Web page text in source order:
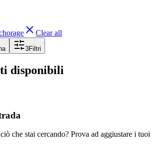
Clear all
3Filtri
disponibili
che stai cercando? Prova ad aggiustare i tuoi